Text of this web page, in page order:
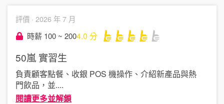
評價 · 2026 年 7 月
時薪 100 ~ 2004.0 分
50嵐 實習生
負責顧客點餐、收銀 POS 機操作、介紹新產品與熱
門飲品，並....
閱讀更多並解鎖